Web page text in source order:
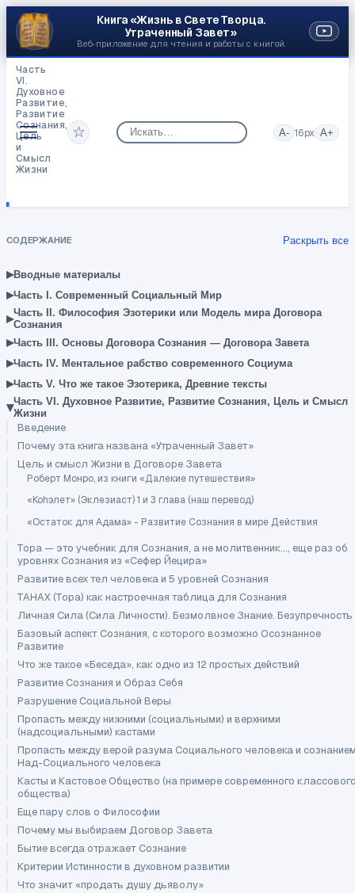
Книга «Жизнь в Свете Творца.
Утраченный Завет»
Веб‑приложение для чтения и работы с книгой.
Часть
VI.
Духовное
Развитие,
Развитие
Сознания,
Цель
и
Смысл
Жизни
в
☆ A- 16px A+
СОДЕРЖАНИЕ Раскрыть все
▸Вводные материалы
▸Часть I. Современный Социальный Мир
▸Часть II. Философия Эзотерики или Модель мира Договора
Сознания
▸Часть III. Основы Договора Сознания — Договора Завета
▸Часть IV. Ментальное рабство современного Социума
▸Часть V. Что же такое Эзотерика, Древние тексты
▾Часть VI. Духовное Развитие, Развитие Сознания, Цель и Смысл
Жизни
Введение
Почему эта книга названа «Утраченный Завет»
Цель и смысл Жизни в Договоре Завета
Роберт Монро, из книги «Далекие путешествия»
«Коhэлет» (Эклезиаст) 1 и 3 глава (наш перевод)
«Остаток для Адама» - Развитие Сознания в мире Действия
Тора — это учебник для Сознания, а не молитвенник..., еще раз об
уровнях Сознания из «Сефер Йецира»
Развитие всех тел человека и 5 уровней Сознания
ТАНАХ (Тора) как настроечная таблица для Сознания
Личная Сила (Сила Личности). Безмолвное Знание. Безупречность
Базовый аспект Сознания, с которого возможно Осознанное
Развитие
Что же такое «Беседа», как одно из 12 простых действий
Развитие Сознания и Образ Себя
Разрушение Социальной Веры
Пропасть между нижними (социальными) и верхними
(надсоциальными) кастами
Пропасть между верой разума Социального человека и
Над-Социального человека
Касты и Кастовое Общество (на примере современного
общества)
Еще пару слов о Философии
Почему мы выбираем Договор Завета
Бытие всегда отражает Сознание
Критерии Истинности в духовном развитии
Что значит «продать душу дьяволу»